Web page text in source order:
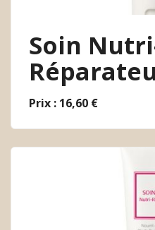
Soin
Prix : 16,60 €